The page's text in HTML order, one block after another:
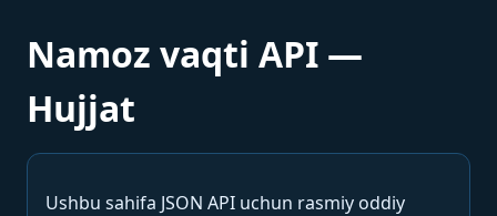
Namoz vaqti API —
Hujjat
Ushbu sahifa JSON API uchun rasmiy oddiy